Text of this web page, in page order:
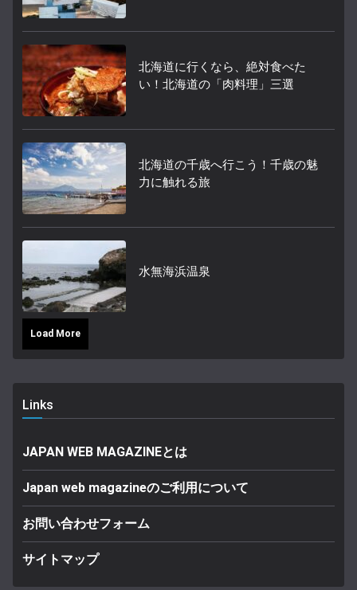
北海道に行くなら、絶対食べた
い！北海道の「肉料理」三選
北海道の千歳へ行こう！千歳の魅
力に触れる旅
水無海浜温泉
Load More
Links
JAPAN WEB MAGAZINEとは
Japan web magazineのご利用について
お問い合わせフォーム
サイトマップ